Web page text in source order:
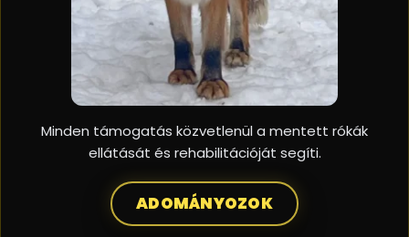
Minden támogatás közvetlenül a mentett rókák
ellátását és rehabilitációját segíti.
ADOMÁNYOZOK